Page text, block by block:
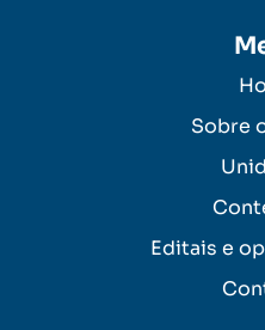
Sobre
Editais e